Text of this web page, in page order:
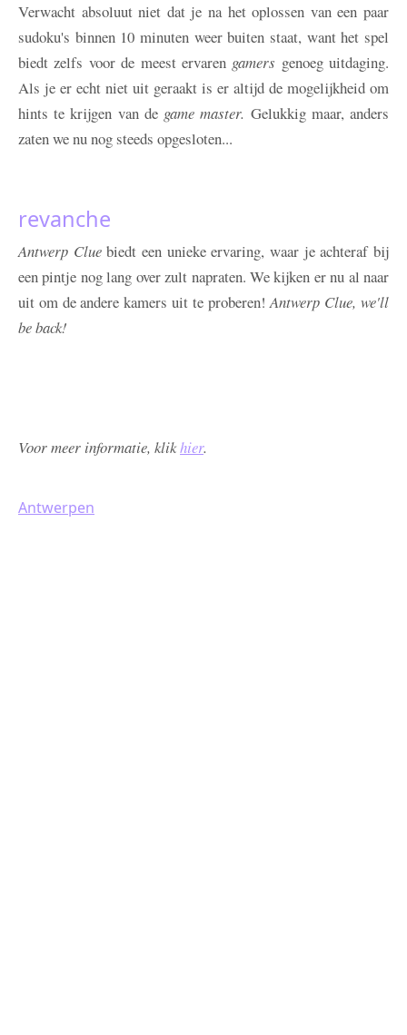
Verwacht absoluut niet dat je na het oplossen van een paar
sudoku's binnen 10 minuten weer buiten staat, want het spel
biedt zelfs voor de meest ervaren gamers genoeg uitdaging.
Als je er echt niet uit geraakt is er altijd de mogelijkheid om
hints te krijgen van de game master. Gelukkig maar, anders
zaten we nu nog steeds opgesloten...
revanche
Antwerp Cluebiedt een unieke ervaring, waar je achteraf bij
een pintje nog lang over zult napraten. We kijken er nu al naar
uit om de andere kamers uit te proberen!Antwerp Clue, we'll
be back!
Voor meer informatie, klikhier.
Antwerpen